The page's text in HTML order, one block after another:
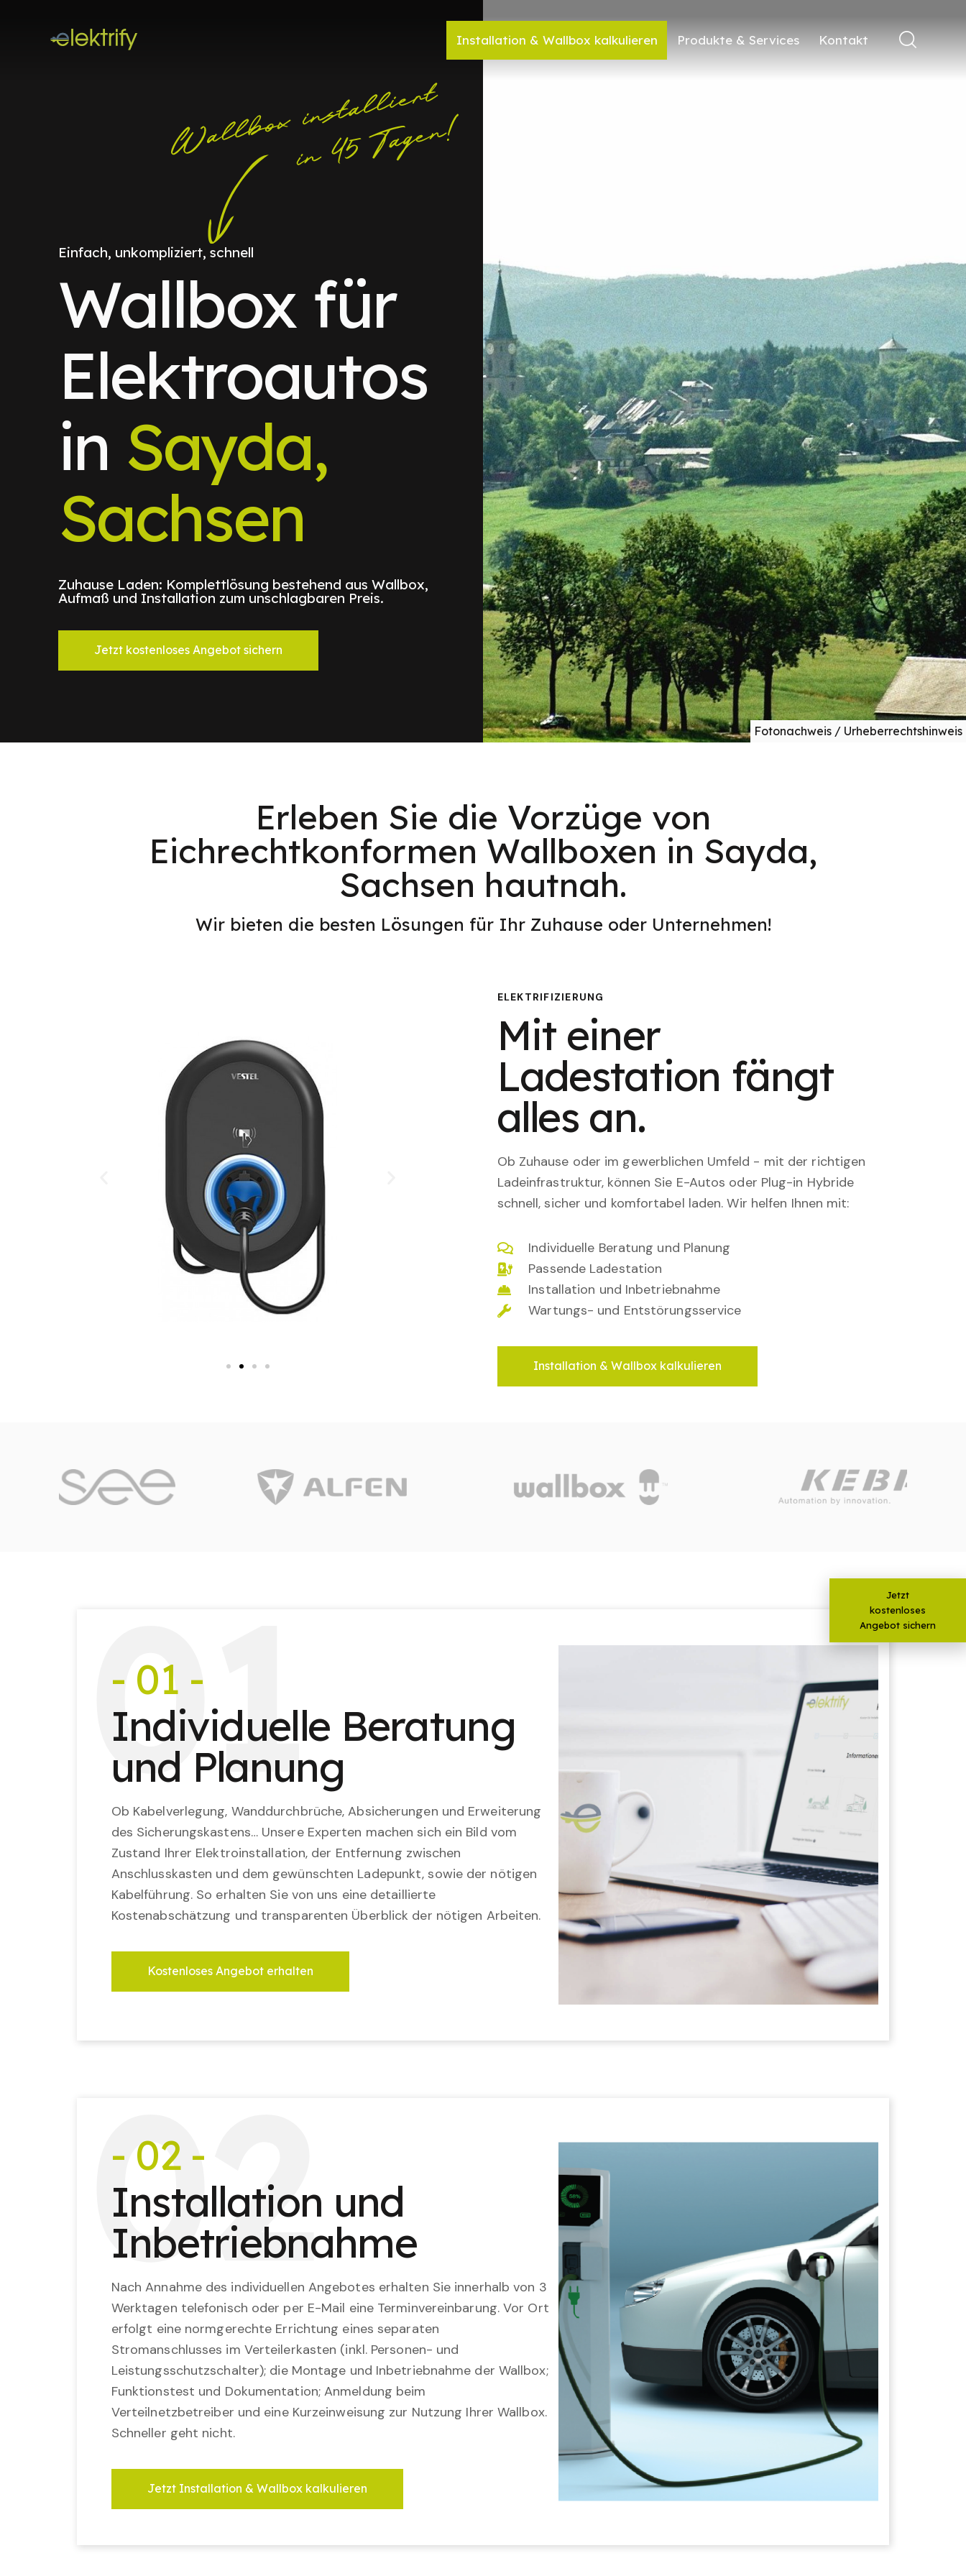
Installation & Wallbox kalkulieren Produkte & Services Kontakt
Einfach, unkompliziert, schnell
Wallbox für
Elektroautos
in Sayda,
Sachsen
Zuhause Laden: Komplettlösung bestehend aus Wallbox,
Aufmaß und Installation zum unschlagbaren Preis.
Jetzt kostenloses Angebot sichern
Fotonachweis / Urheberrechtshinweis
Erleben Sie die Vorzüge von
Eichrechtkonformen Wallboxen in Sayda,
Sachsen hautnah.
Wir bieten die besten Lösungen für Ihr Zuhause oder Unternehmen!
ELEKTRIFIZIERUNG
Mit einer
Ladestation fängt
alles an.
Ob Zuhause oder im gewerblichen Umfeld - mit der richtigen
Ladeinfrastruktur, können Sie E-Autos oder Plug-in Hybride
schnell, sicher und komfortabel laden. Wir helfen Ihnen mit:
Individuelle Beratung und Planung
Passende Ladestation
Installation und Inbetriebnahme
Wartungs- und Entstörungsservice
Installation & Wallbox kalkulieren
01
- 01 -
Individuelle Beratung
und Planung
Ob Kabelverlegung, Wanddurchbrüche, Absicherungen und Erweiterung
des Sicherungskastens… Unsere Experten machen sich ein Bild vom
Zustand Ihrer Elektroinstallation, der Entfernung zwischen
Anschlusskasten und dem gewünschten Ladepunkt, sowie der nötigen
Kabelführung. So erhalten Sie von uns eine detaillierte
Kostenabschätzung und transparenten Überblick der nötigen Arbeiten.
Kostenloses Angebot erhalten
02
- 02 -
Installation und
Inbetriebnahme
Nach Annahme des individuellen Angebotes erhalten Sie innerhalb von 3
Werktagen telefonisch oder per E-Mail eine Terminvereinbarung. Vor Ort
erfolgt eine normgerechte Errichtung eines separaten
Stromanschlusses im Verteilerkasten (inkl. Personen- und
Leistungsschutzschalter); die Montage und Inbetriebnahme der Wallbox;
Funktionstest und Dokumentation; Anmeldung beim
Verteilnetzbetreiber und eine Kurzeinweisung zur Nutzung Ihrer Wallbox.
Schneller geht nicht.
Jetzt Installation & Wallbox kalkulieren
Jetzt
kostenloses
Angebot sichern